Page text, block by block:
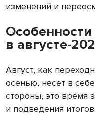
изменений и
в августе-
Август, как
осенью, несет в
стороны, это время
и подведения